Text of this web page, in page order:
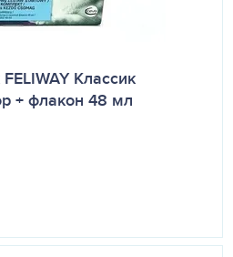
Классик
+ флакон 48 мл